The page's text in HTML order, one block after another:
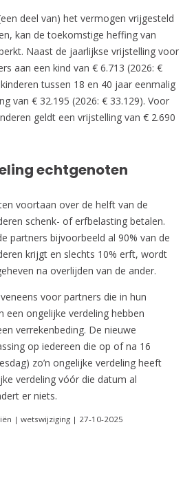
deel van) het vermogen vrijgesteld
kan de toekomstige heffing van
Naast de jaarlijkse vrijstelling voor
aan een kind van € 6.713 (2026: €
tussen 18 en 40 jaar eenmalig
van € 32.195 (2026: € 33.129). Voor
geldt een vrijstelling van € 2.690
echtgenoten
voortaan over de helft van de
schenk- of erfbelasting betalen.
partners bijvoorbeeld al 90% van de
krijgt en slechts 10% erft, wordt
na overlijden van de ander.
voor partners die in hun
een ongelijke verdeling hebben
verrekenbeding. De nieuwe
op iedereen die op of na 16
zo’n ongelijke verdeling heeft
verdeling vóór die datum al
er niets.
| wetswijziging | 27-10-2025